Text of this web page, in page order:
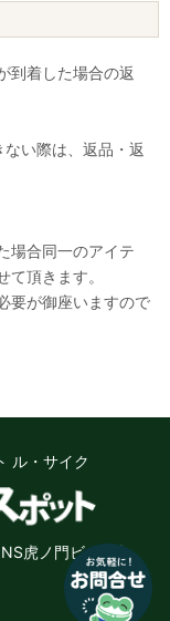
到着した場合の返
い際は、返品・返
場合同一のアイテ
頂きます。
要が御座いますので
ル・サイク
虎ノ門ビル8階
？